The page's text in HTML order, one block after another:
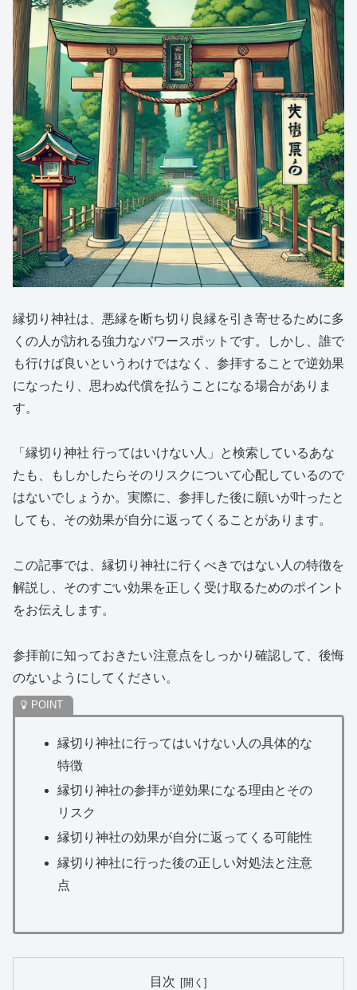
縁切り神社は、悪縁を断ち切り良縁を引き寄せるために多
くの人が訪れる強力なパワースポットです。しかし、誰で
も行けば良いというわけではなく、参拝することで逆効果
になったり、思わぬ代償を払うことになる場合がありま
す。
「縁切り神社 行ってはいけない人」と検索しているあな
たも、もしかしたらそのリスクについて心配しているので
はないでしょうか。実際に、参拝した後に願いが叶ったと
しても、その効果が自分に返ってくることがあります。
この記事では、縁切り神社に行くべきではない人の特徴を
解説し、そのすごい効果を正しく受け取るためのポイント
をお伝えします。
参拝前に知っておきたい注意点をしっかり確認して、後悔
のないようにしてください。
縁切り神社に行ってはいけない人の具体的な
特徴
縁切り神社の参拝が逆効果になる理由とその
リスク
縁切り神社の効果が自分に返ってくる可能性
縁切り神社に行った後の正しい対処法と注意
点
目次